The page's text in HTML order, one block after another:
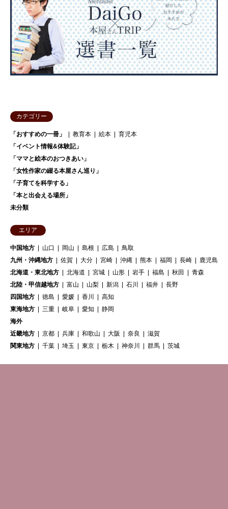
カテゴリー
「おすすめの一冊」 教育本 絵本
育児本
「イベント情報&体験記」
「ママと絵本のおつきあい」
「女性作家の綴る本屋さん巡り」
「子育てを科学する」
「本と出会える場所」
未分類
エリア
中国地方 山口 岡山 島根 広島
鳥取
九州・沖縄地方
佐賀 大分 宮崎 沖縄 熊本 福岡 長崎
鹿児島
北海道・東北地方
北海道 宮城 山形 岩手 福島 秋田
青森
北陸・甲信越地方
富山 山梨 新潟 石川 福井
長野
四国地方
徳島 愛媛 香川
高知
東海地方
三重 岐阜 愛知
静岡
海外
近畿地方
京都 兵庫 和歌山 大阪 奈良
滋賀
関東地方
千葉 埼玉 東京 栃木 神奈川 群馬 茨城